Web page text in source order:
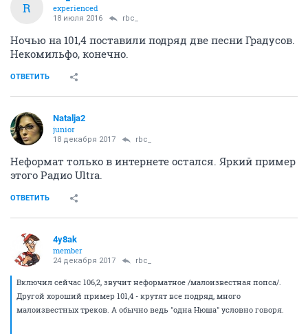
R
experienced
18 июля 2016 rbc_
Ночью на 101,4 поставили подряд две песни Градусов.
Некомильфо, конечно.
ОТВЕТИТЬ
Natalja2
junior
18 декабря 2017 rbc_
Неформат только в интернете остался. Яркий пример
этого Радио Ultra.
ОТВЕТИТЬ
4y8ak
member
24 декабря 2017 rbc_
Включил сейчас 106,2, звучит неформатное /малоизвестная попса/.
Другой хороший пример 101,4 - крутят все подряд, много
малоизвестных треков. А обычно ведь "одна Нюша" условно говоря.